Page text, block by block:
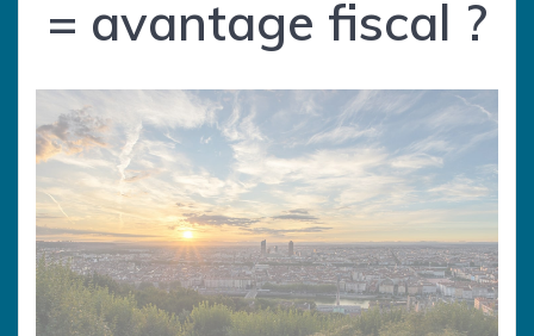
= avantage fiscal ?